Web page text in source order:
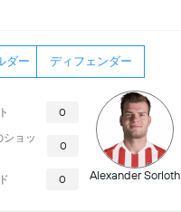
ダー ディフェンダー
0
ショッ
0
0 Alexander Sorloth